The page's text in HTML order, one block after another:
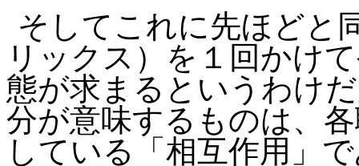
そしてこれに先ほどと
リックス）を１回かけ
態が求まるというわけ
分が意味するものは、
している「相互作用」